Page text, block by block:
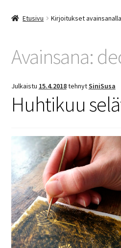
Etusivu Kirjoitukset
Avainsana:
Julkaistu 15.4.2018tehnytSiniSusa
Huhtikuu